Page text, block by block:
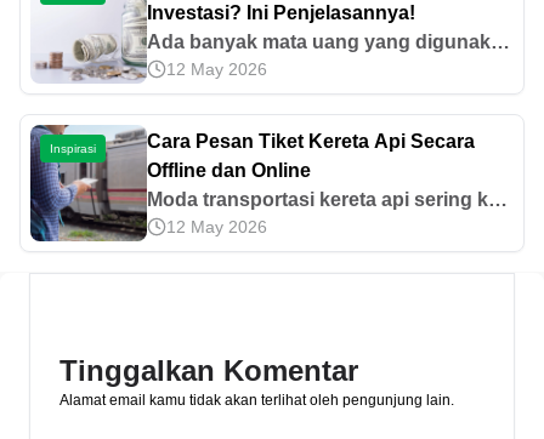
Investasi? Ini Penjelasannya!
Ada banyak mata uang yang digunakan
di berbagai negara. Tetapi, manakah
mata uang yang bagus investasi?
Dapatkan jawabannya di artikel ini!
12 May 2026
Inspirasi
Cara Pesan Tiket Kereta Api Secara
Offline dan Online
Moda transportasi kereta api sering kali
menjadi pilihan untuk perjalanan jauh.
Lantas, bagaimana cara pesan tiket
12 May 2026
Tinggalkan Komentar
Alamat email kamu tidak akan terlihat oleh pengunjung lain.